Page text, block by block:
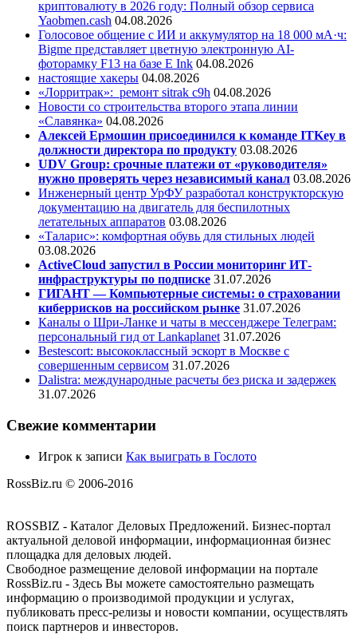
криптовалюту в 2026 году: Полный обзор сервиса
Yaobmen.cash 04.08.2026
Голосовое общение с ИИ и аккумулятор на 18 000 мА·ч:
Bigme представляет цветную электронную AI-
фоторамку F13 на базе E Ink 04.08.2026
настоящие хакеры 04.08.2026
«Лорритрак»: ремонт sitrak c9h 04.08.2026
Новости со строительства второго этапа линии
«Славянка» 04.08.2026
Алексей Ермошин присоединился к команде ITKey в
должности директора по продукту 03.08.2026
UDV Group: срочные платежи от «руководителя»
нужно проверять через независимый канал 03.08.2026
Инженерный центр УрФУ разработал конструкторскую
документацию на двигатель для беспилотных
летательных аппаратов 03.08.2026
«Таларис»: комфортная обувь для стильных людей
03.08.2026
ActiveCloud запустил в России мониторинг ИТ-
инфраструктуры по подписке 31.07.2026
ГИГАНТ — Компьютерные системы: о страховании
киберрисков на российском рынке 31.07.2026
Каналы о Шри-Ланке и чаты в мессенджере Телеграм:
персональный гид от Lankaplanet 31.07.2026
Bestescort: высококлассный эскорт в Москве с
совершенным сервисом 31.07.2026
Dalistra: международные расчеты без риска и задержек
31.07.2026
Свежие комментарии
Игрок к записи Как выиграть в Гослото
RossBiz.ru © 2006-2016
ROSSBIZ - Каталог Деловых Предложений. Бизнес-портал
актуальной деловой информации, информационная бизнес
площадка для деловых людей.
Свободное размещение деловой информации на портале
RossBiz.ru - Здесь Вы можете самостоятельно размещать
информацию о производимой продукции и услугах,
публиковать пресс-релизы и новости компании, осуществлять
поиск партнеров и инвесторов.